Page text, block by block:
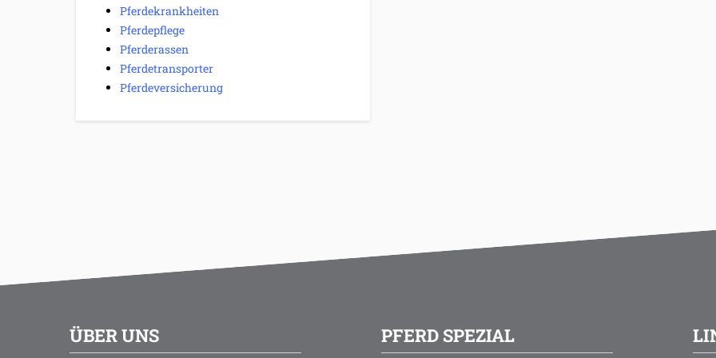
Pferdekrankheiten
Pferdepflege
Pferderassen
Pferdetransporter
Pferdeversicherung
ÜBER UNS PFERD SPEZIAL